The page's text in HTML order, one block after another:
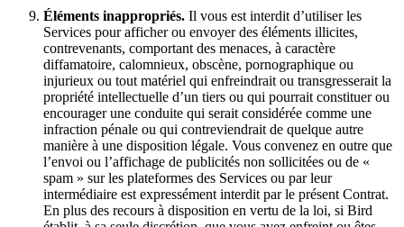
Éléments inappropriés. Il vous est interdit d’utiliser les
Services pour afficher ou envoyer des éléments illicites,
contrevenants, comportant des menaces, à caractère
diffamatoire, calomnieux, obscène, pornographique ou
injurieux ou tout matériel qui enfreindrait ou transgresserait la
propriété intellectuelle d’un tiers ou qui pourrait constituer ou
encourager une conduite qui serait considérée comme une
infraction pénale ou qui contreviendrait de quelque autre
manière à une disposition légale. Vous convenez en outre que
l’envoi ou l’affichage de publicités non sollicitées ou de «
spam » sur les plateformes des Services ou par leur
intermédiaire est expressément interdit par le présent Contrat.
En plus des recours à disposition en vertu de la loi, si Bird